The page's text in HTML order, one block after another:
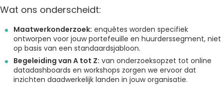
Wat ons onderscheidt:
Maatwerkonderzoek: enquêtes worden specifiek
ontworpen voor jouw portefeuille en huurderssegment, niet
op basis van een standaardsjabloon.
Begeleiding van A tot Z: van onderzoeksopzet tot online
datadashboards en workshops zorgen we ervoor dat
inzichten daadwerkelijk landen in jouw organisatie.